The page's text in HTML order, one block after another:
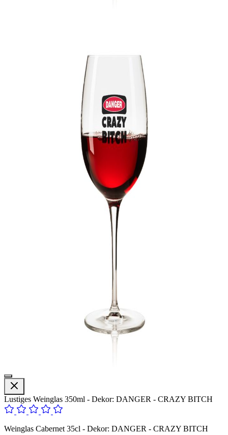
Lustiges Weinglas 350ml - Dekor: DANGER - CRAZY BITCH
Weinglas Cabernet 35cl - Dekor: DANGER - CRAZY BITCH